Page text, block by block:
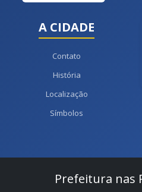
A CIDADE
Contato
História
Localização
Símbolos
Prefeitura nas